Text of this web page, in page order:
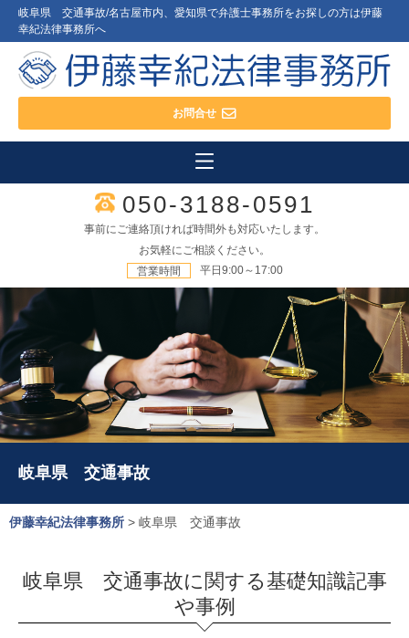
岐阜県 交通事故/名古屋市内、愛知県で弁護士事務所をお探しの方は伊藤
幸紀法律事務所へ
お問合せ
050-3188-0591
事前にご連絡頂ければ時間外も対応いたします。
お気軽にご相談ください。
営業時間
平日9:00～17:00
岐阜県 交通事故
伊藤幸紀法律事務所 > 岐阜県 交通事故
岐阜県 交通事故に関する基礎知識記事
や事例